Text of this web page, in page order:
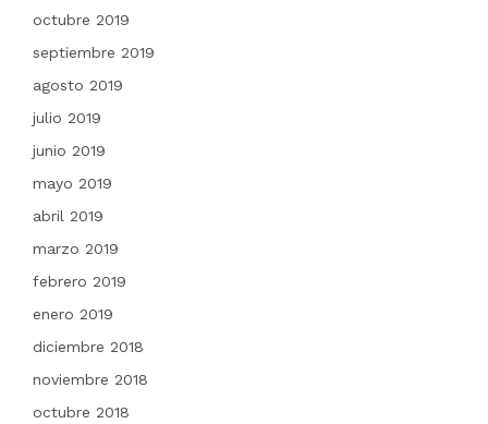
octubre 2019
septiembre 2019
agosto 2019
julio 2019
junio 2019
mayo 2019
abril 2019
marzo 2019
febrero 2019
enero 2019
diciembre 2018
noviembre 2018
octubre 2018